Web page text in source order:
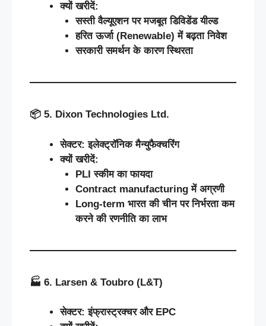
क्यों खरीदें:
सस्ती वैल्यूएशन पर मजबूत डिविडेंड यील्ड
हरित ऊर्जा(Renewable)में बढ़ता निवेश
सरकारी समर्थन के कारण स्थिरता
📦 5. Dixon Technologies Ltd.
सेक्टर:इलेक्ट्रॉनिक मैन्युफैक्चरिंग
क्यों खरीदें:
PLIस्कीम का फायदा
Contract manufacturingमें अग्रणी
Long-term भारत की चीन पर निर्भरता कम
करने की रणनीति का लाभ
🏭 6. Larsen & Toubro (L&T)
सेक्टर:इंफ्रास्ट्रक्चर औरEPC